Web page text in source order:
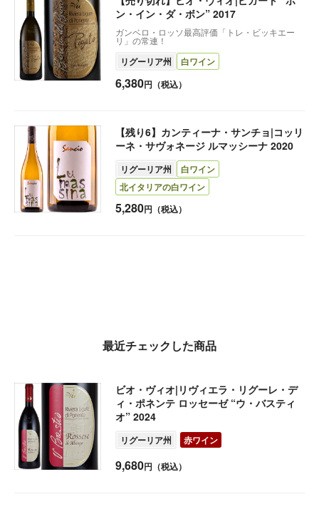
ン・イン・ダ・ボン” 2017
ガンベロ・ロッソ最高評価「トレ・ビッキエー
リ」の常連！
リグーリア州 白ワイン
6,380円（税込）
【残り6】カンティーナ・サンチョ|コッリ
ーネ・サヴォネージ ルマッシーナ 2020
リグーリア州
白ワイン
北イタリアの白ワイン
5,280円（税込）
最近チェックした商品
ビオ・ヴィオ|リヴィエラ・リグーレ・デ
ィ・ポネンテ ロッセーゼ “ウ・バスティ
オ” 2024
リグーリア州 赤ワイン
9,680円（税込）